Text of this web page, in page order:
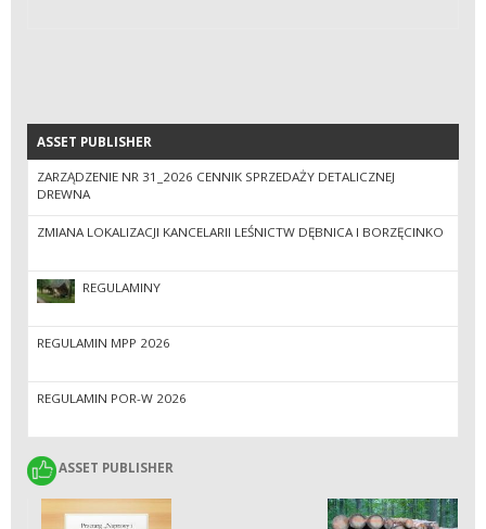
ASSET PUBLISHER
ASSET PUBLISHER
ZARZĄDZENIE NR 31_2026 CENNIK SPRZEDAŻY DETALICZNEJ
DREWNA
ZMIANA LOKALIZACJI KANCELARII LEŚNICTW DĘBNICA I BORZĘCINKO
REGULAMINY
REGULAMIN MPP 2026
REGULAMIN POR-W 2026
ASSET PUBLISHER
ASSET PUBLISHER